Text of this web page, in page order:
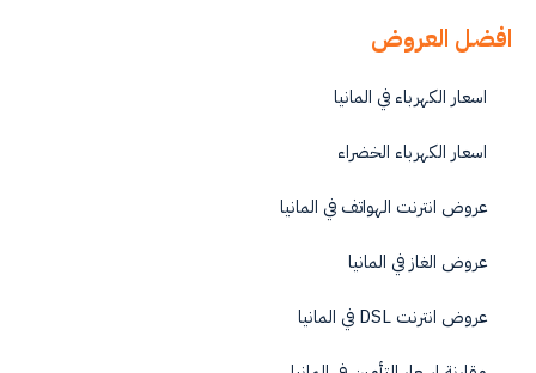
افضل العروض
اسعار الكهرباء في المانيا
اسعار الكهرباء الخضراء
عروض انترنت الهواتف في المانيا
عروض الغاز في المانيا
عروض انترنت DSL في المانيا